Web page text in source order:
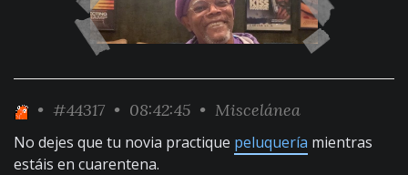
• #44317 • 08:42:45 • Miscelánea
No dejes que tu novia practique peluquería mientras
estáis en cuarentena.